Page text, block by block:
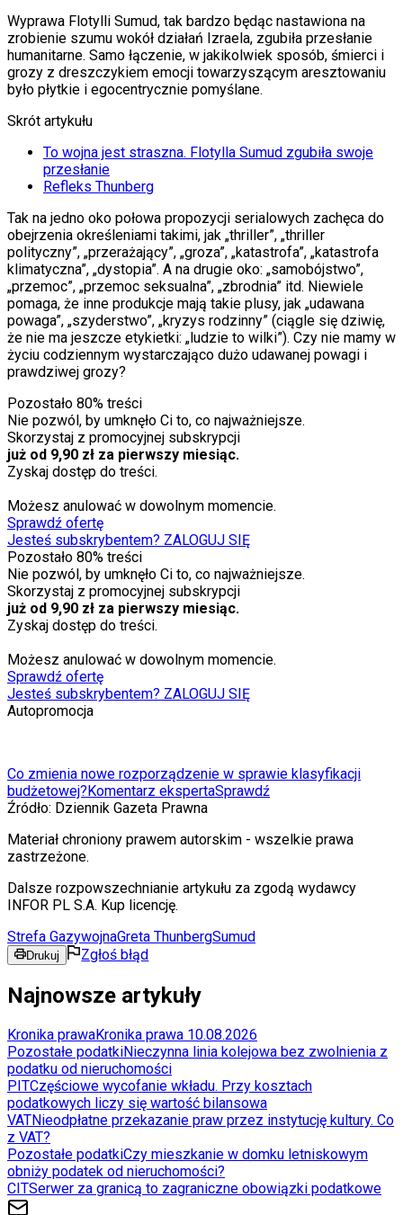
Wyprawa Flotylli Sumud, tak bardzo będąc nastawiona na
zrobienie szumu wokół działań Izraela, zgubiła przesłanie
humanitarne. Samo łączenie, w jakikolwiek sposób, śmierci i
grozy z dreszczykiem emocji towarzyszącym aresztowaniu
było płytkie i egocentrycznie pomyślane.
Skrót artykułu
To wojna jest straszna. Flotylla Sumud zgubiła swoje
przesłanie
Refleks Thunberg
Tak na jedno oko połowa propozycji serialowych zachęca do
obejrzenia określeniami takimi, jak „thriller”, „thriller
polityczny”, „przerażający”, „groza”, „katastrofa”, „katastrofa
klimatyczna”, „dystopia”. A na drugie oko: „samobójstwo”,
„przemoc”, „przemoc seksualna”, „zbrodnia” itd. Niewiele
pomaga, że inne produkcje mają takie plusy, jak „udawana
powaga”, „szyderstwo”, „kryzys rodzinny” (ciągle się dziwię,
że nie ma jeszcze etykietki: „ludzie to wilki”). Czy nie mamy w
życiu codziennym wystarczająco dużo udawanej powagi i
prawdziwej grozy?
Pozostało 80% treści
Nie pozwól, by umknęło Ci to, co najważniejsze.
Skorzystaj z promocyjnej subskrypcji
już od 9,90 zł za pierwszy miesiąc.
Zyskaj dostęp do treści.
Możesz anulować w dowolnym momencie.
Sprawdź ofertę
Jesteś subskrybentem? ZALOGUJ SIĘ
Pozostało 80% treści
Nie pozwól, by umknęło Ci to, co najważniejsze.
Skorzystaj z promocyjnej subskrypcji
już od 9,90 zł za pierwszy miesiąc.
Zyskaj dostęp do treści.
Możesz anulować w dowolnym momencie.
Sprawdź ofertę
Jesteś subskrybentem? ZALOGUJ SIĘ
Autopromocja
Co zmienia nowe rozporządzenie w sprawie klasyfikacji
budżetowej?Komentarz ekspertaSprawdź
Źródło: Dziennik Gazeta Prawna
Materiał chroniony prawem autorskim - wszelkie prawa
zastrzeżone.
Dalsze rozpowszechnianie artykułu za zgodą wydawcy
INFOR PL S.A. Kup licencję.
Strefa GazywojnaGreta ThunbergSumud
Drukuj Zgłoś błąd
Najnowsze artykuły
Kronika prawaKronika prawa 10.08.2026
Pozostałe podatkiNieczynna linia kolejowa bez zwolnienia z
podatku od nieruchomości
PITCzęściowe wycofanie wkładu. Przy kosztach
podatkowych liczy się wartość bilansowa
VATNieodpłatne przekazanie praw przez instytucję kultury. Co
z VAT?
Pozostałe podatkiCzy mieszkanie w domku letniskowym
obniży podatek od nieruchomości?
CITSerwer za granicą to zagraniczne obowiązki podatkowe